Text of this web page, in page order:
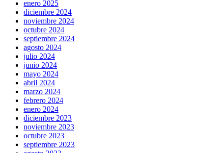
enero 2025
diciembre 2024
noviembre 2024
octubre 2024
septiembre 2024
agosto 2024
julio 2024
junio 2024
mayo 2024
abril 2024
marzo 2024
febrero 2024
enero 2024
diciembre 2023
noviembre 2023
octubre 2023
septiembre 2023